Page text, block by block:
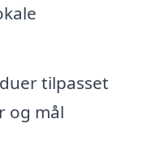
tilpasset
og mål